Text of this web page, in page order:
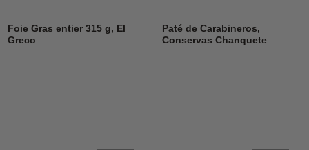
Foie Gras entier 315 g, El
Greco
Paté de Carabineros,
Conservas Chanquete